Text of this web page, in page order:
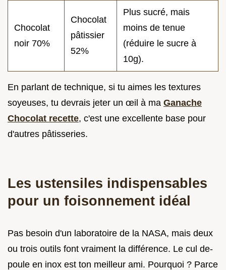
Chocolat
noir 70%
Chocolat
pâtissier
52%
Plus sucré, mais
moins de tenue
(réduire le sucre à
10g).
En parlant de technique, si tu aimes les textures
soyeuses, tu devrais jeter un œil à ma Ganache
Chocolat recette, c'est une excellente base pour
d'autres pâtisseries.
Les ustensiles indispensables
pour un foisonnement idéal
Pas besoin d'un laboratoire de la NASA, mais deux
ou trois outils font vraiment la différence. Le cul de-
poule en inox est ton meilleur ami. Pourquoi ? Parce